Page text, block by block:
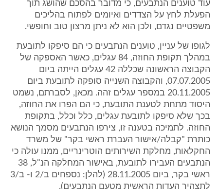
עוד טוענים הנתבעים, כי מדובר בהסכם שהושג תוך
הפעלת לחץ על הצדדים ואיומים לפתוח בהליכים
משפטיים נגדם, ולכן הוא לא ניתן מרצון טוב וחופשי.
לגופו של עניין, טוענים הנתבעים כי הם סיפקו לתובעת
במהלך תקופת החוזה, 84 עגלים, כאשר האספקה של
הקבוצה הראשונה שכללה 42 עגלים הייתה ביום
07.07.2005, והקבוצה השנייה סופקה לתובעת ביום
20.11.2005 במספר עגלים זהה. מכאן, לסברתם, נשמט
היסוד מתחת לטענת התובעת, כי הם הפרו את החוזה,
בכך שלא סיפקו לתובעת עגלים, כלל וכלל, בתקופת
החוזה. לתמיכה בטענה זו, צירפו הנתבעים מסמך הנושא
כותרת "קבלה/אישור העברת ראשי בקר" של משרד
החקלאות, מחלקת השירותים הוטרינריים, ממנו עולה כי
הנתבעים העבירו לתובעת, באישור המחלקה הנ"ל, 38
ראשי בקר, ביום 28.11.2005 (להלן: נספחים ב/2 ו- ב/3
לתצהיר העדות הראשית מטעם הנתבעים).